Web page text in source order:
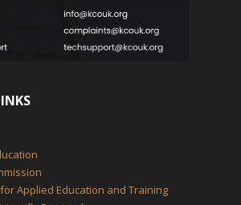
Applied Education and Training